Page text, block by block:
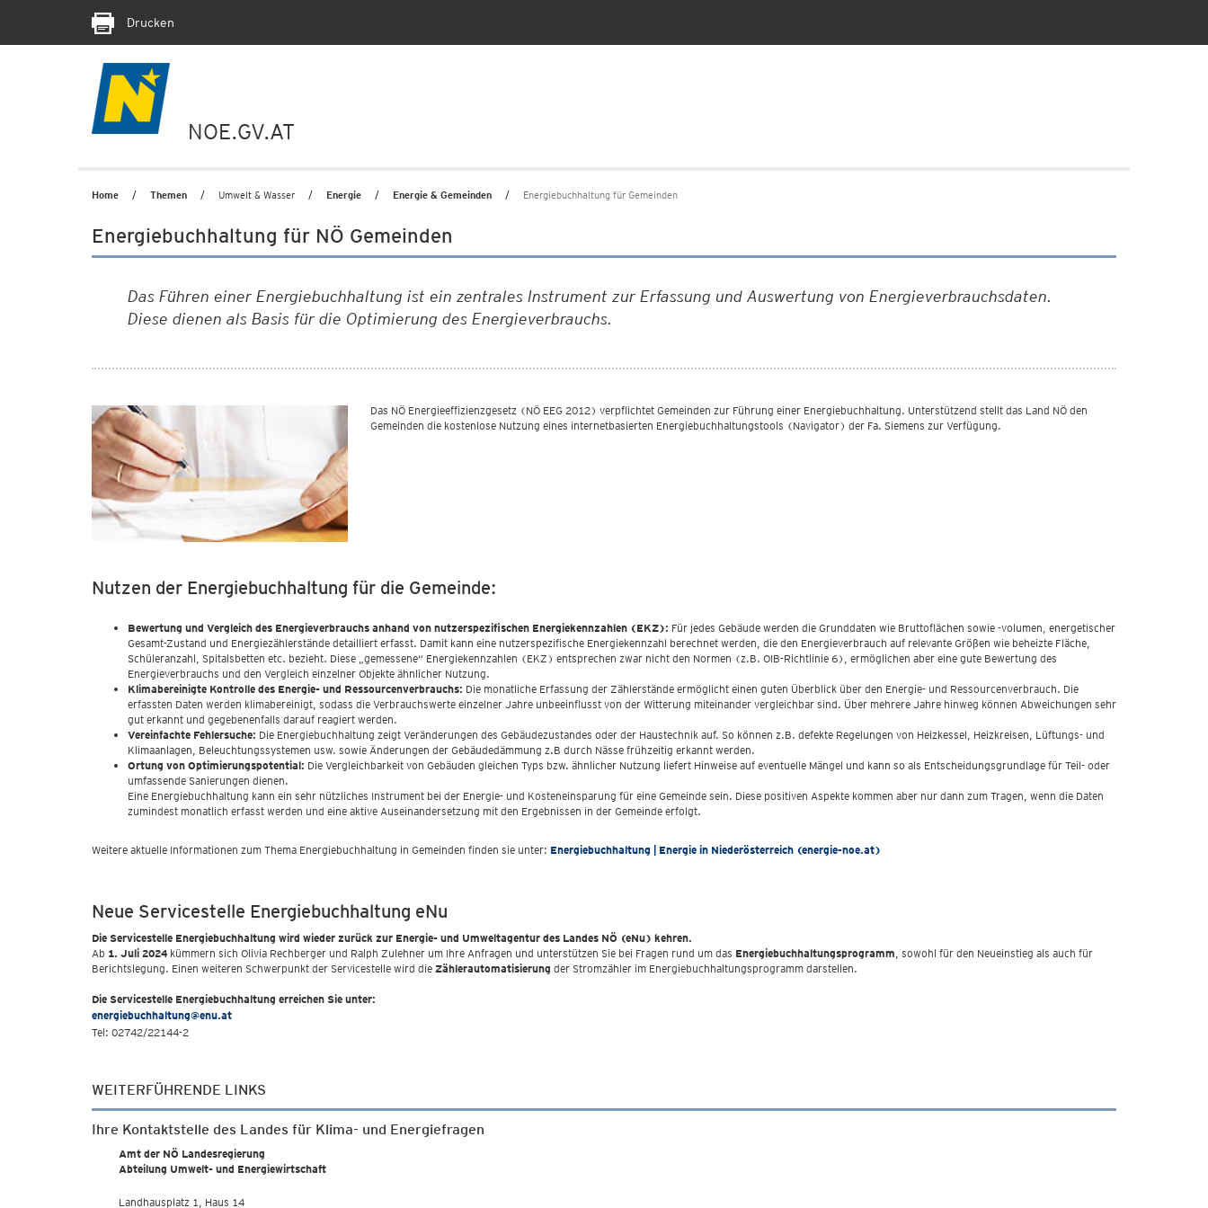
Drucken
NOE.GV.AT
Home Themen Umwelt & Wasser Energie Energie & Gemeinden Energiebuchhaltung für Gemeinden
Energiebuchhaltung für NÖ Gemeinden
Das Führen einer Energiebuchhaltung ist ein zentrales Instrument zur Erfassung und Auswertung von Energieverbrauchsdaten.
Diese dienen als Basis für die Optimierung des Energieverbrauchs.
Das NÖ Energieeffizienzgesetz (NÖ EEG 2012) verpflichtet Gemeinden zur Führung einer Energiebuchhaltung. Unterstützend stellt das Land NÖ den
Gemeinden die kostenlose Nutzung eines internetbasierten Energiebuchhaltungstools (Navigator) der Fa. Siemens zur Verfügung.
Nutzen der Energiebuchhaltung für die Gemeinde:
Bewertung und Vergleich des Energieverbrauchs anhand von nutzerspezifischen Energiekennzahlen (EKZ): Für jedes Gebäude werden die Grunddaten wie Bruttoflächen sowie -volumen, energetischer
Gesamt-Zustand und Energiezählerstände detailliert erfasst. Damit kann eine nutzerspezifische Energiekennzahl berechnet werden, die den Energieverbrauch auf relevante Größen wie beheizte Fläche,
Schüleranzahl, Spitalsbetten etc. bezieht. Diese „gemessene“ Energiekennzahlen (EKZ) entsprechen zwar nicht den Normen (z.B. OIB-Richtlinie 6), ermöglichen aber eine gute Bewertung des
Energieverbrauchs und den Vergleich einzelner Objekte ähnlicher Nutzung.
Klimabereinigte Kontrolle des Energie- und Ressourcenverbrauchs: Die monatliche Erfassung der Zählerstände ermöglicht einen guten Überblick über den Energie- und Ressourcenverbrauch. Die
erfassten Daten werden klimabereinigt, sodass die Verbrauchswerte einzelner Jahre unbeeinflusst von der Witterung miteinander vergleichbar sind. Über mehrere Jahre hinweg können Abweichungen sehr
gut erkannt und gegebenenfalls darauf reagiert werden.
Vereinfachte Fehlersuche: Die Energiebuchhaltung zeigt Veränderungen des Gebäudezustandes oder der Haustechnik auf. So können z.B. defekte Regelungen von Heizkessel, Heizkreisen, Lüftungs- und
Klimaanlagen, Beleuchtungssystemen usw. sowie Änderungen der Gebäudedämmung z.B durch Nässe frühzeitig erkannt werden.
Ortung von Optimierungspotential: Die Vergleichbarkeit von Gebäuden gleichen Typs bzw. ähnlicher Nutzung liefert Hinweise auf eventuelle Mängel und kann so als Entscheidungsgrundlage für Teil- oder
umfassende Sanierungen dienen.
Eine Energiebuchhaltung kann ein sehr nützliches Instrument bei der Energie- und Kosteneinsparung für eine Gemeinde sein. Diese positiven Aspekte kommen aber nur dann zum Tragen, wenn die Daten
zumindest monatlich erfasst werden und eine aktive Auseinandersetzung mit den Ergebnissen in der Gemeinde erfolgt.
Weitere aktuelle Informationen zum Thema Energiebuchhaltung in Gemeinden finden sie unter: Energiebuchhaltung | Energie in Niederösterreich (energie-noe.at)
Neue Servicestelle Energiebuchhaltung eNu
Die Servicestelle Energiebuchhaltung wird wieder zurück zur Energie- und Umweltagentur des Landes NÖ (eNu) kehren.
Ab 1. Juli 2024 kümmern sich Olivia Rechberger und Ralph Zulehner um Ihre Anfragen und unterstützen Sie bei Fragen rund um das Energiebuchhaltungsprogramm , sowohl für den Neueinstieg als auch für
Berichtslegung. Einen weiteren Schwerpunkt der Servicestelle wird die Zählerautomatisierung der Stromzähler im Energiebuchhaltungsprogramm darstellen.
Die Servicestelle Energiebuchhaltung erreichen Sie unter:
energiebuchhaltung@enu.at
Tel: 02742/22144-2
WEITERFÜHRENDE LINKS
Ihre Kontaktstelle des Landes für Klima- und Energiefragen
Amt der NÖ Landesregierung
Abteilung Umwelt- und Energiewirtschaft
Landhausplatz 1, Haus 14